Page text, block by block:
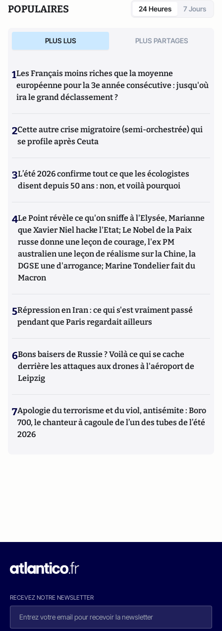
POPULAIRES 24 Heures 7 Jours
PLUS LUS PLUS PARTAGES
1Les Français moins riches que la moyenne
européenne pour la 3e année consécutive : jusqu'où
ira le grand déclassement ?
2Cette autre crise migratoire (semi-orchestrée) qui
se profile après Ceuta
3L’été 2026 confirme tout ce que les écologistes
disent depuis 50 ans : non, et voilà pourquoi
4Le Point révèle ce qu'on sniffe à l'Elysée, Marianne
que Xavier Niel hacke l'Etat; Le Nobel de la Paix
russe donne une leçon de courage, l'ex PM
australien une leçon de réalisme sur la Chine, la
DGSE une d'arrogance; Marine Tondelier fait du
Macron
5Répression en Iran : ce qui s'est vraiment passé
pendant que Paris regardait ailleurs
6Bons baisers de Russie ? Voilà ce qui se cache
derrière les attaques aux drones à l'aéroport de
Leipzig
7Apologie du terrorisme et du viol, antisémite : Boro
700, le chanteur à cagoule de l’un des tubes de l’été
2026
RECEVEZ NOTRE NEWSLETTER